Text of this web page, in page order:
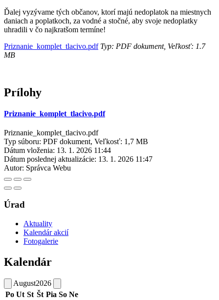
Ďalej vyzývame tých občanov, ktorí majú nedoplatok na miestnych
daniach a poplatkoch, za vodné a stočné, aby svoje nedoplatky
uhradili v čo najkratšom termíne!
Priznanie_komplet_tlacivo.pdfTyp: PDF dokument, Veľkosť: 1.7
MB
Prílohy
Priznanie_komplet_tlacivo.pdf
Priznanie_komplet_tlacivo.pdf
Typ súboru: PDF dokument, Veľkosť: 1,7 MB
Dátum vloženia: 13. 1. 2026 11:44
Dátum poslednej aktualizácie: 13. 1. 2026 11:47
Autor: Správca Webu
Úrad
Aktuality
Kalendár akcií
Fotogalerie
Kalendár
August2026
Po Ut St Št Pia So Ne